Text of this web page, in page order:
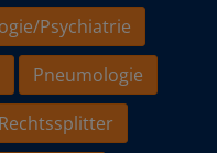
Psychiatrie
Pneumologie
Rechtssplitter